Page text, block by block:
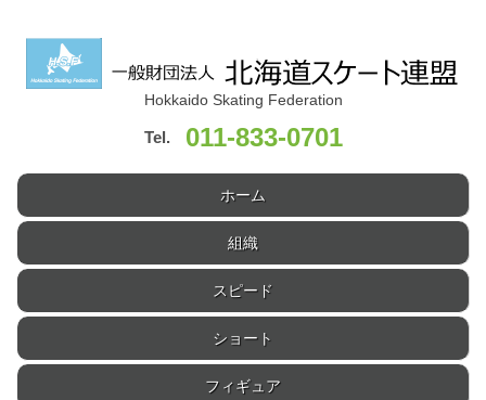
Hokkaido Skating Federation
Tel. 011-833-0701
ホーム
組織
スピード
ショート
フィギュア